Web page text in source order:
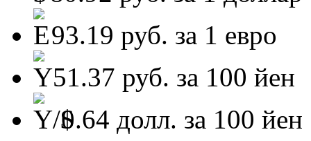
93.19 руб. за 1 евро
51.37 руб. за 100 йен
0.64 долл. за 100 йен